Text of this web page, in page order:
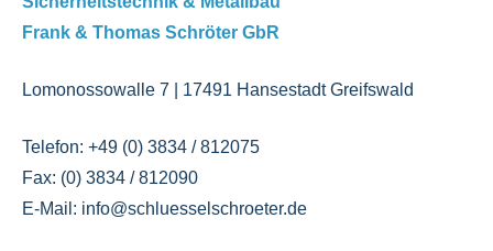
Frank & Thomas Schröter GbR
Lomonossowalle 7 | 17491 Hansestadt Greifswald
Telefon: +49 (0) 3834 / 812075
Fax: (0) 3834 / 812090
E-Mail: info@schluesselschroeter.de